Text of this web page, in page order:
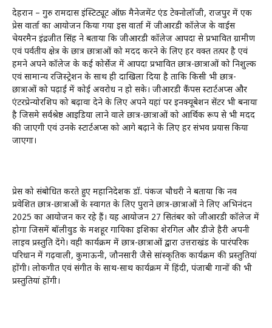
देहरादून – गुरु रामदास इंस्टिट्यूट ऑफ़ मैनेजमेंट एंड टेक्नोलॉजी, राजपुर में एक
प्रेस वार्ता का आयोजन किया गया इस वार्ता में जीआरडी कॉलेज के वाईस
चेयरमैन इंद्रजीत सिंह ने बताया कि जीआरडी कॉलेज आपदा से प्रभावित ग्रामीण
एवं पर्वतीय क्षेत्र के छात्र छात्राओं को मदद करने के लिए हर वक्त तत्पर है एवं
हमने अपने कॉलेज के कई कोर्सेज में आपदा प्रभावित छात्र-छात्राओं को निशुल्क
एवं सामान्य रजिस्ट्रेशन के साथ ही दाखिला दिया है ताकि किसी भी छात्र-
छात्राओं को पढ़ाई में कोई अवरोध न हो सके। जीआरडी कैंपस स्टार्टअप्स और
एंटरप्रेन्योरशिप को बढ़ावा देने के लिए अपने यहां पर इनक्यूबेशन सेंटर भी बनाया
है जिसमे सर्वश्रेष्ठ आइडिया लाने वाले छात्र-छात्राओं को आर्थिक रूप से भी मदद
की जाएगी एवं उनके स्टार्टअप्स को आगे बढ़ाने के लिए हर संभव प्रयास किया
जाएगा।
प्रेस को संबोधित करते हुए महानिदेशक डॉ. पंकज चौधरी ने बताया कि नव
प्रवेशित छात्र-छात्राओं के स्वागत के लिए पुराने छात्र-छात्राओं ने लिए अभिनंदन
2025 का आयोजन कर रहे हैं। यह आयोजन 27 सितंबर को जीआरडी कॉलेज में
होगा जिसमें बॉलीवुड के मशहूर गायिका इशिका शेरगिल और डीजे हैरी अपनी
लाइव प्रस्तुति देंगे। वही कार्यक्रम में छात्र-छात्राओं द्वारा उत्तराखंड के पारंपरिक
परिधान में गढ़वाली, कुमाऊनी, जौनसारी जैसे सांस्कृतिक कार्यक्रम की प्रस्तुतियां
होंगी। लोकगीत एवं संगीत के साथ-साथ कार्यक्रम में हिंदी, पंजाबी गानों की भी
प्रस्तुतियां होंगी।